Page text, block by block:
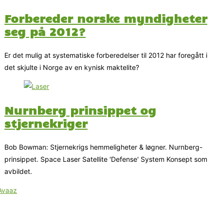
Forbereder norske myndigheter
seg på 2012?
Er det mulig at systematiske forberedelser til 2012 har foregått i
det skjulte i Norge av en kynisk maktelite?
Nurnberg prinsippet og
stjernekriger
Bob Bowman: Stjernekrigs hemmeligheter & løgner. Nurnberg-
prinsippet. Space Laser Satellite 'Defense' System Konsept som
avbildet.